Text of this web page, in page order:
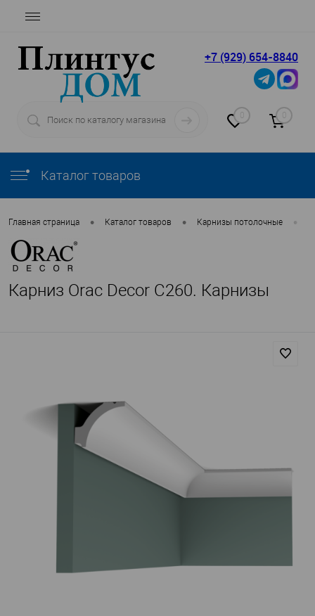
+7 (929) 654-8840
0 0
Каталог товаров
Главная страница • Каталог товаров • Карнизы потолочные •
Карниз Orac Decor C260. Карнизы